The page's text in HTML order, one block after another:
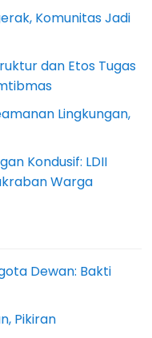
Komunitas Jadi
dan Etos Tugas
Lingkungan,
Kondusif: LDII
Warga
Dewan: Bakti
Pikiran